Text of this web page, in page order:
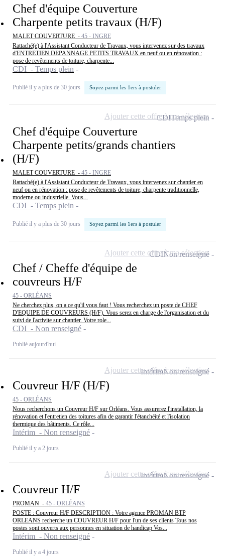
Chef d'équipe Couverture
Charpente petits travaux (H/F)
MALET COUVERTURE - 45 - INGRE
Rattaché(e) à l'Assistant Conducteur de Travaux, vous intervenez sur des travaux
d'ENTRETIEN DEPANNAGE PETITS TRAVAUX en neuf ou en rénovation :
pose de revêtements de toiture, charpente...
CDI - Temps plein
Publié il y a plus de 30 jours Soyez parmi les 1ers à postuler
Chef d'équipe Couverture
Charpente petits/grands chantiers
(H/F)
MALET COUVERTURE - 45 - INGRE
Rattaché(e) à l'Assistant Conducteur de Travaux, vous intervenez sur chantier en
neuf ou en rénovation : pose de revêtements de toiture, charpente traditionnelle,
moderne ou industrielle. Vous...
CDI - Temps plein
Publié il y a plus de 30 jours Soyez parmi les 1ers à postuler
CDITemps plein
Ajouter cette offre à ma sélection
Chef / Cheffe d'équipe de
couvreurs H/F
45 - ORLÉANS
Ne cherchez plus, on a ce qu'il vous faut ! Vous recherchez un poste de CHEF
D'EQUIPE DE COUVREURS (H/F). Vous serez en charge de l'organisation et du
suivi de l'activite sur chantier. Votre role...
CDI - Non renseigné
Publié aujourd'hui
CDINon renseigné
Ajouter cette offre à ma sélection
Couvreur H/F (H/F)
45 - ORLÉANS
Nous recherchons un Couvreur H/F sur Orléans. Vous assurerez l'installation, la
rénovation et l'entretien des toitures afin de garantir l'étanchéité et l'isolation
thermique des bâtiments. Ce rôle...
Intérim - Non renseigné
Publié il y a 2 jours
IntérimNon renseigné
Ajouter cette offre à ma sélection
Couvreur H/F
PROMAN - 45 - ORLÉANS
POSTE : Couvreur H/F DESCRIPTION : Votre agence PROMAN BTP
ORLEANS recherche un COUVREUR H/F pour l'un de ses clients Tous nos
postes sont ouverts aux personnes en situation de handicap Vos...
Intérim - Non renseigné
Publié il y a 4 jours
IntérimNon renseigné
Ajouter cette offre à ma sélection